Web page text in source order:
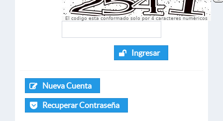
El codigo esta conformado solo por 4 caracteres numèricos
Ingresar
Nueva Cuenta
Recuperar Contraseña